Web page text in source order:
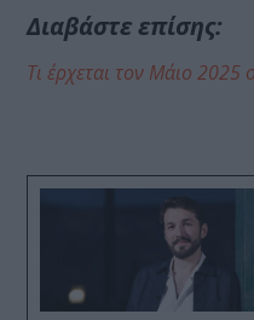
Διαβάστε επίσης:
Τι έρχεται τον Μάιο